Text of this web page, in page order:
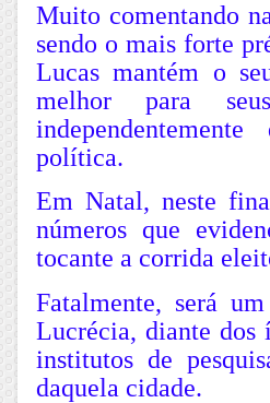
Muito comentando
sendo o mais forte
Lucas mantém o
melhor para
política.
Em Natal, neste
números que
tocante a corrida
Fatalmente, será
Lucrécia, diante dos
institutos de
daquela cidade.